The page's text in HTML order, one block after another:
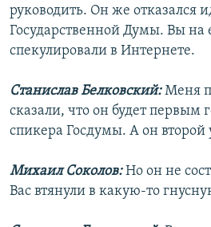
руководить. Он же отказался
Государственной Думы. Вы на
спекулировали в Интернете.
Станислав Белковский:Меня
сказали, что он будет первым
спикера Госдумы. А он второй
Михаил Соколов:Но он не
Вас втянули в какую-то